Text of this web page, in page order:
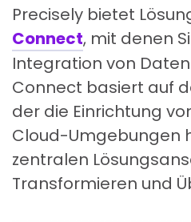
Precisely bietet
Connect, mit denen
Integration von
Connect basiert auf
der die Einrichtung
Cloud-Umgebungen
zentralen
Transformieren und